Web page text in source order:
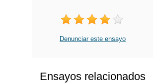
Denunciar este ensayo
Ensayos relacionados